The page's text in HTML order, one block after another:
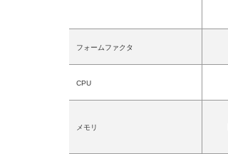
フォームファクタ
CPU
メモリ